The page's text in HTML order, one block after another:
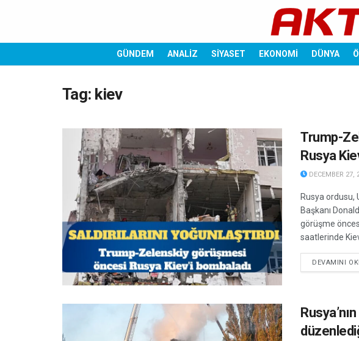
GÜNDEM ANALİZ SİYASET EKONOMİ DÜNYA
Tag: kiev
Trump-
Rusya
DECEMBER 27,
Rusya ordusu,
Başkanı
görüşme
saatlerinde
DEVAMINI